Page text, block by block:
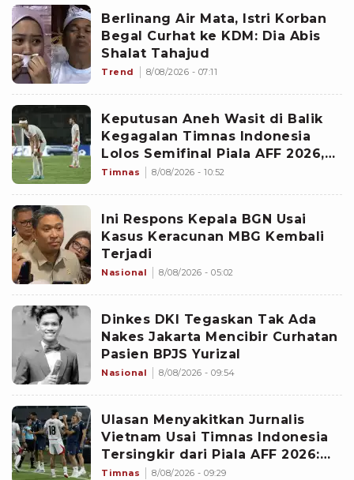
Berlinang Air Mata, Istri Korban
Begal Curhat ke KDM: Dia Abis
Shalat Tahajud
Trend 8/08/2026 - 07:11
Keputusan Aneh Wasit di Balik
Kegagalan Timnas Indonesia
Lolos Semifinal Piala AFF 2026,
Untungkan Singapura dan
Timnas 8/08/2026 - 10:52
Ini Respons Kepala BGN Usai
Kasus Keracunan MBG Kembali
Terjadi
Nasional 8/08/2026 - 05:02
Dinkes DKI Tegaskan Tak Ada
Nakes Jakarta Mencibir Curhatan
Pasien BPJS Yurizal
Nasional 8/08/2026 - 09:54
Ulasan Menyakitkan Jurnalis
Vietnam Usai Timnas Indonesia
Tersingkir dari Piala AFF 2026:
Memalukan!
Timnas 8/08/2026 - 09:29